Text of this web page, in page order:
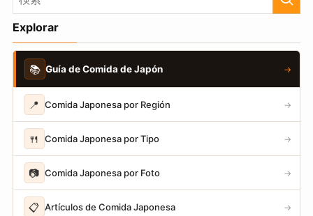
Explorar
📚 Guía de Comida de Japón →
📍 Comida Japonesa por Región →
🍴 Comida Japonesa por Tipo →
📷 Comida Japonesa por Foto →
📋 Artículos de Comida Japonesa →